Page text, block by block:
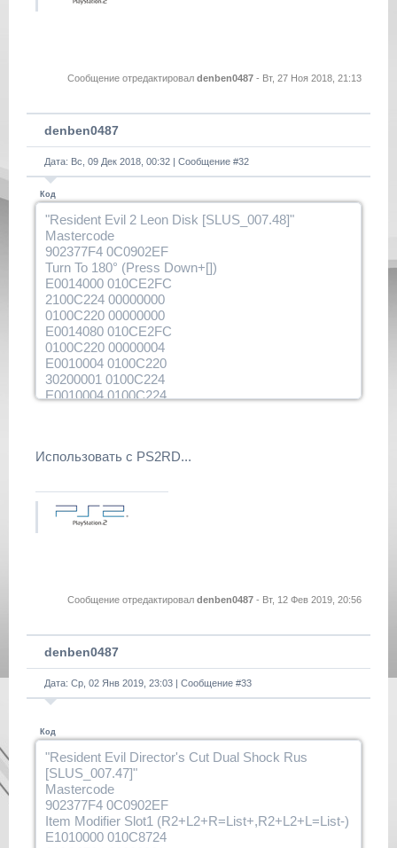
Сообщение отредактировал denben0487 - Вт, 27 Ноя 2018, 21:13
denben0487
Дата: Вс, 09 Дек 2018, 00:32 | Сообщение #32
Код
"Resident Evil 2 Leon Disk [SLUS_007.48]"
Mastercode
902377F4 0C0902EF
Turn To 180° (Press Down+[])
E0014000 010CE2FC
2100C224 00000000
0100C220 00000000
E0014080 010CE2FC
0100C220 00000004
E0010004 0100C220
30200001 0100C224
E0010004 0100C224
Использовать с PS2RD...
Сообщение отредактировал denben0487 - Вт, 12 Фев 2019, 20:56
denben0487
Дата: Ср, 02 Янв 2019, 23:03 | Сообщение #33
Код
"Resident Evil Director's Cut Dual Shock Rus
[SLUS_007.47]"
Mastercode
902377F4 0C0902EF
Item Modifier Slot1 (R2+L2+R=List+,R2+L2+L=List-)
E1010000 010C8724